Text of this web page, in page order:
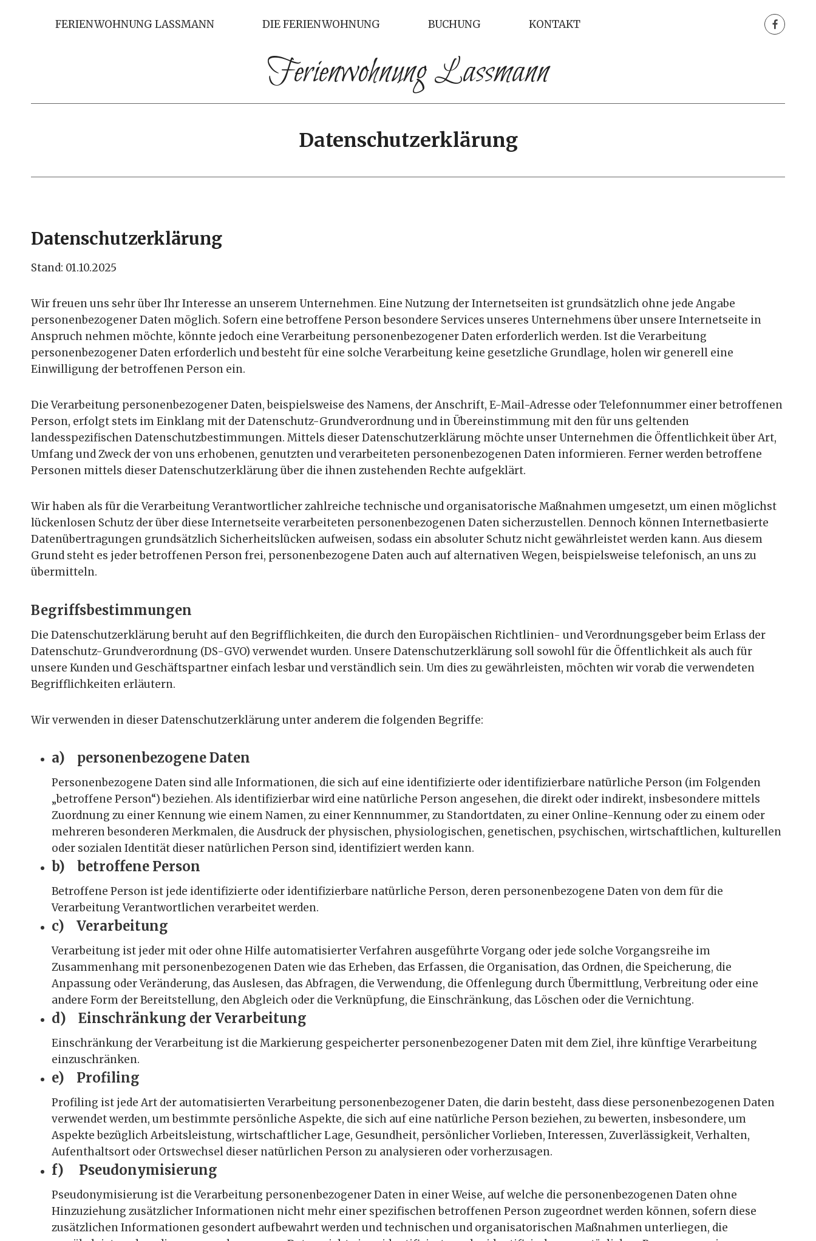
FERIENWOHNUNG LASSMANN DIE FERIENWOHNUNG BUCHUNG KONTAKT
Ferienwohnung Lassmann
Datenschutzerklärung
Datenschutzerklärung
Stand: 01.10.2025
Wir freuen uns sehr über Ihr Interesse an unserem Unternehmen. Eine Nutzung der Internetseiten ist grundsätzlich ohne jede Angabe
personenbezogener Daten möglich. Sofern eine betroffene Person besondere Services unseres Unternehmens über unsere Internetseite in
Anspruch nehmen möchte, könnte jedoch eine Verarbeitung personenbezogener Daten erforderlich werden. Ist die Verarbeitung
personenbezogener Daten erforderlich und besteht für eine solche Verarbeitung keine gesetzliche Grundlage, holen wir generell eine
Einwilligung der betroffenen Person ein.
Die Verarbeitung personenbezogener Daten, beispielsweise des Namens, der Anschrift, E-Mail-Adresse oder Telefonnummer einer betroffenen
Person, erfolgt stets im Einklang mit der Datenschutz-Grundverordnung und in Übereinstimmung mit den für uns geltenden
landesspezifischen Datenschutzbestimmungen. Mittels dieser Datenschutzerklärung möchte unser Unternehmen die Öffentlichkeit über Art,
Umfang und Zweck der von uns erhobenen, genutzten und verarbeiteten personenbezogenen Daten informieren. Ferner werden betroffene
Personen mittels dieser Datenschutzerklärung über die ihnen zustehenden Rechte aufgeklärt.
Wir haben als für die Verarbeitung Verantwortlicher zahlreiche technische und organisatorische Maßnahmen umgesetzt, um einen möglichst
lückenlosen Schutz der über diese Internetseite verarbeiteten personenbezogenen Daten sicherzustellen. Dennoch können Internetbasierte
Datenübertragungen grundsätzlich Sicherheitslücken aufweisen, sodass ein absoluter Schutz nicht gewährleistet werden kann. Aus diesem
Grund steht es jeder betroffenen Person frei, personenbezogene Daten auch auf alternativen Wegen, beispielsweise telefonisch, an uns zu
übermitteln.
Begriffsbestimmungen
Die Datenschutzerklärung beruht auf den Begrifflichkeiten, die durch den Europäischen Richtlinien- und Verordnungsgeber beim Erlass der
Datenschutz-Grundverordnung (DS-GVO) verwendet wurden. Unsere Datenschutzerklärung soll sowohl für die Öffentlichkeit als auch für
unsere Kunden und Geschäftspartner einfach lesbar und verständlich sein. Um dies zu gewährleisten, möchten wir vorab die verwendeten
Begrifflichkeiten erläutern.
Wir verwenden in dieser Datenschutzerklärung unter anderem die folgenden Begriffe:
a) personenbezogene Daten
Personenbezogene Daten sind alle Informationen, die sich auf eine identifizierte oder identifizierbare natürliche Person (im Folgenden
„betroffene Person“) beziehen. Als identifizierbar wird eine natürliche Person angesehen, die direkt oder indirekt, insbesondere mittels
Zuordnung zu einer Kennung wie einem Namen, zu einer Kennnummer, zu Standortdaten, zu einer Online-Kennung oder zu einem oder
mehreren besonderen Merkmalen, die Ausdruck der physischen, physiologischen, genetischen, psychischen, wirtschaftlichen, kulturellen
oder sozialen Identität dieser natürlichen Person sind, identifiziert werden kann.
b) betroffene Person
Betroffene Person ist jede identifizierte oder identifizierbare natürliche Person, deren personenbezogene Daten von dem für die
Verarbeitung Verantwortlichen verarbeitet werden.
c) Verarbeitung
Verarbeitung ist jeder mit oder ohne Hilfe automatisierter Verfahren ausgeführte Vorgang oder jede solche Vorgangsreihe im
Zusammenhang mit personenbezogenen Daten wie das Erheben, das Erfassen, die Organisation, das Ordnen, die Speicherung, die
Anpassung oder Veränderung, das Auslesen, das Abfragen, die Verwendung, die Offenlegung durch Übermittlung, Verbreitung oder eine
andere Form der Bereitstellung, den Abgleich oder die Verknüpfung, die Einschränkung, das Löschen oder die Vernichtung.
d) Einschränkung der Verarbeitung
Einschränkung der Verarbeitung ist die Markierung gespeicherter personenbezogener Daten mit dem Ziel, ihre künftige Verarbeitung
einzuschränken.
e) Profiling
Profiling ist jede Art der automatisierten Verarbeitung personenbezogener Daten, die darin besteht, dass diese personenbezogenen Daten
verwendet werden, um bestimmte persönliche Aspekte, die sich auf eine natürliche Person beziehen, zu bewerten, insbesondere, um
Aspekte bezüglich Arbeitsleistung, wirtschaftlicher Lage, Gesundheit, persönlicher Vorlieben, Interessen, Zuverlässigkeit, Verhalten,
Aufenthaltsort oder Ortswechsel dieser natürlichen Person zu analysieren oder vorherzusagen.
f) Pseudonymisierung
Pseudonymisierung ist die Verarbeitung personenbezogener Daten in einer Weise, auf welche die personenbezogenen Daten ohne
Hinzuziehung zusätzlicher Informationen nicht mehr einer spezifischen betroffenen Person zugeordnet werden können, sofern diese
zusätzlichen Informationen gesondert aufbewahrt werden und technischen und organisatorischen Maßnahmen unterliegen, die